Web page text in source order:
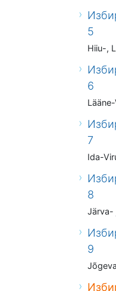
5
Hiiu-,
6
7
Ida-
8
Järva-
9